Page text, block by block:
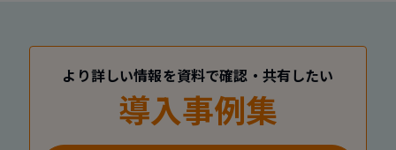
より詳しい情報を資料で確認・共有したい
導入事例集